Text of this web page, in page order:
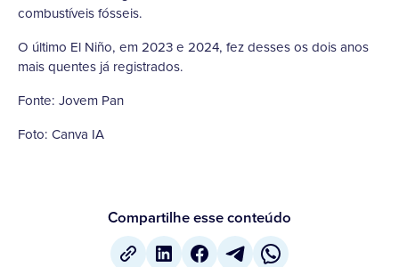
combustíveis fósseis.
O último El Niño, em 2023 e 2024, fez desses os dois anos
mais quentes já registrados.
Fonte: Jovem Pan
Foto: Canva IA
Compartilhe esse conteúdo